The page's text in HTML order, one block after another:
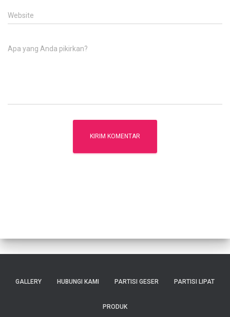
Website
Apa yang Anda pikirkan?
GALLERY HUBUNGI KAMI PARTISI GESER PARTISI LIPAT
PRODUK